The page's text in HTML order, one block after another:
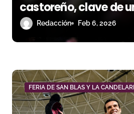
castoreño, clave de
premio en Valdemorillo
Redacción Feb 6, 2026
FERIA DE SAN BLAS Y LA